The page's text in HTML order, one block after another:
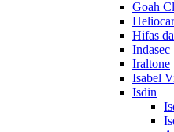
Goah
Hifas
Indasec
Iraltone
Isabel
Isdin